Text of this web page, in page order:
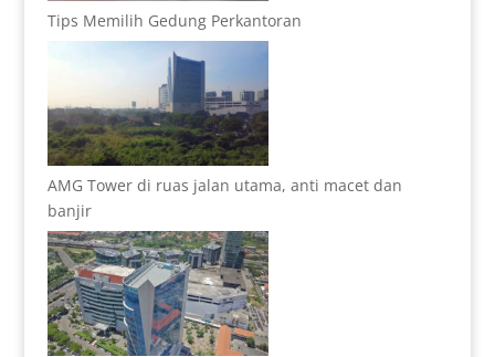
Tips Memilih Gedung Perkantoran
AMG Tower di ruas jalan utama, anti macet dan
banjir